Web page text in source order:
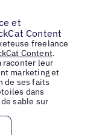
et
Content
freelance
Content.
raconter leur
marketing et
de ses faits
dans
sable sur